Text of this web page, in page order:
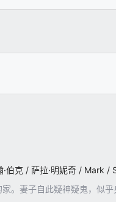
。妻子自此疑神疑鬼，似乎